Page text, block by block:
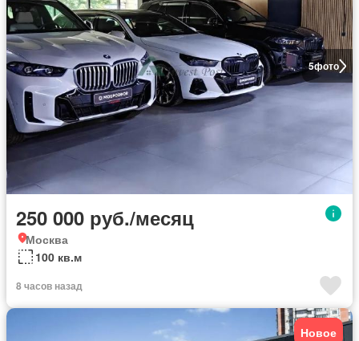
5фото
250 000 руб./месяц
Москва
100 кв.м
8 часов назад
Новое